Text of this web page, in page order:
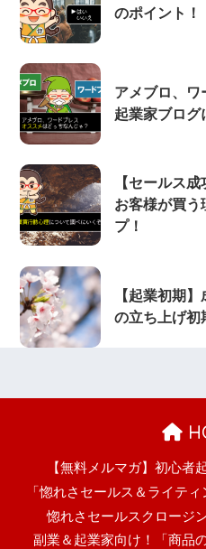
のポイント！
アメブロ、ワ
起業家ブログ
【セールス
お客様が買う
プ！
【起業初期
の立ち上げ初
【無料メルマガ】初心者
「惚れさセールス＆ライテ
惚れさセールスクロージ
副業＆起業家向け！「商品